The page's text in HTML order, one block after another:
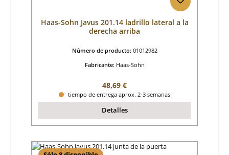
Haas-Sohn Javus 201.14 ladrillo lateral a la
derecha arriba
Número de producto: 01012982
Fabricante: Haas-Sohn
Precio normal:
48,69 €
tiempo de entrega aprox. 2-3 semanas
Detalles